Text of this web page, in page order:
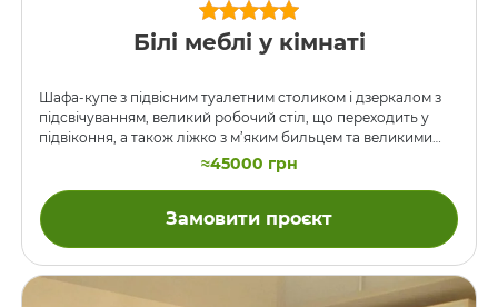
Білі меблі у кімнаті
Шафа-купе з підвісним туалетним столиком і дзеркалом з
підсвічуванням, великий робочий стіл, що переходить у
підвіконня, а також ліжко з м’яким бильцем та великими
висувними шухлядами складають комплект меблів,
виготовлених і встановлених нами в цій кімнаті. Колір ДСП
– “Німфея Альба”, це яскравий відтінок білого. Наповнення
дверей шафи-купе – суцільне дзеркало. Напрямні висувних
шухляд – Блюм.
≈45000 грн
Замовити проєкт